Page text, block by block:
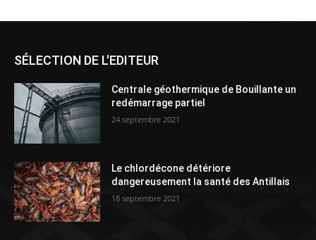
SÉLECTION DE L'EDITEUR
Centrale géothermique de Bouillante un
redémarrage partiel
24 septembre 2021
Le chlordécone détériore
dangereusement la santé des Antillais
18 septembre 2021